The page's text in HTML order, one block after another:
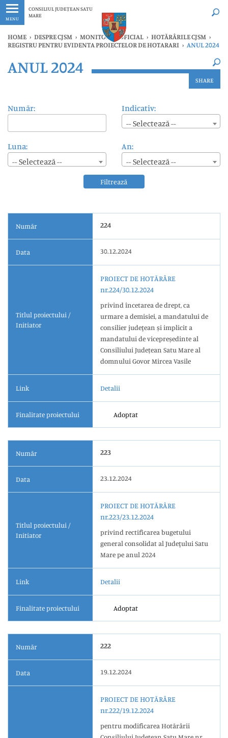
MENU
CONSILIUL JUDEȚEAN SATU
MARE
Ultimele
HOME › DESPRE CJSM › MONITORUL OFICIAL › HOTĂRÂRILE CJSM ›
REGISTRU PENTRU EVIDENTA PROIECTELOR DE HOTARARI › ANUL 2024
Ultimele ×
ANUL 2024
SHARE
Număr:
Indicativ:
-- Selectează --
Luna:
-- Selectează --
An:
-- Selectează --
Filtrează
Număr 224
Data 30.12.2024
Titlul proiectului /
Initiator
PROIECT DE HOTĂRÂRE
nr.224/30.12.2024
privind încetarea de drept, ca
urmare a demisiei, a mandatului de
consilier judeţean și implicit a
mandatului de vicepreședinte al
Consiliului Județean Satu Mare al
domnului Govor Mircea Vasile
Link Detalii
Finalitate proiectului Adoptat
Număr 223
Data 23.12.2024
Titlul proiectului /
Initiator
PROIECT DE HOTĂRÂRE
nr.223/23.12.2024
privind rectificarea bugetului
general consolidat al Judeţului Satu
Mare pe anul 2024
Link Detalii
Finalitate proiectului Adoptat
Număr 222
Data 19.12.2024
PROIECT DE HOTĂRÂRE
nr.222/19.12.2024
pentru modificarea Hotărârii